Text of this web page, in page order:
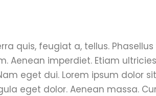
quis, feugiat a, tellus.
Aenean imperdiet. Etiam
eget dui. Lorem ipsum dolor
eget dolor. Aenean massa.